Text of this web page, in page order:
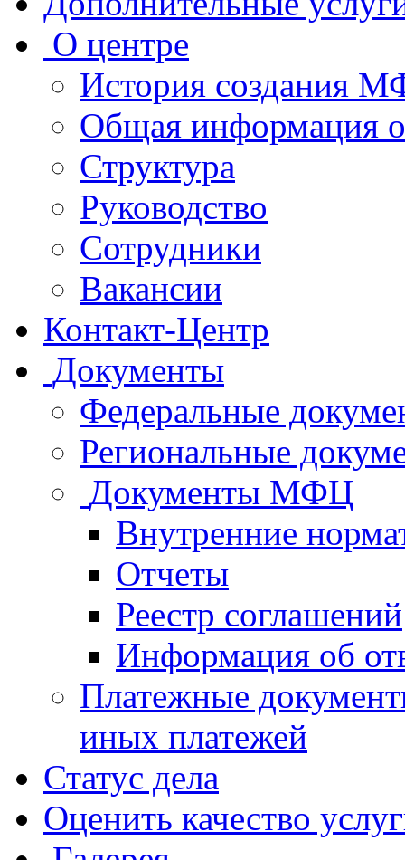
О центре
История создания
Общая
Структура
Руководство
Сотрудники
Вакансии
Контакт-Центр
Документы
Федеральные
Региональные
Документы МФЦ
Внутренние
Отчеты
Реестр соглашений
Информация об
Платежные
иных платежей
Статус дела
Оценить качество